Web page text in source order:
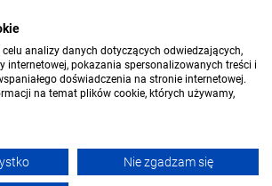
celu analizy danych dotyczących odwiedzających,
internetowej, pokazania spersonalizowanych treści i
doświadczenia na stronie internetowej.
na temat plików cookie, których używamy,
Nie zgadzam się